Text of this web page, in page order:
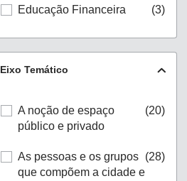
Educação Financeira (3)
Eixo Temático
A noção de espaço
público e privado
(20)
As pessoas e os grupos
que compõem a cidade e
(28)